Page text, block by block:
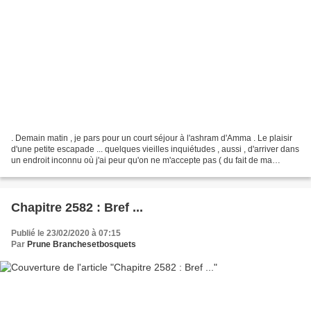
. Demain matin , je pars pour un court séjour à l'ashram d'Amma . Le plaisir
d'une petite escapade ... quelques vieilles inquiétudes , aussi , d'arriver dans
un endroit inconnu où j'ai peur qu'on ne m'accepte pas ( du fait de ma
Chapitre 2582 : Bref ...
Publié le 23/02/2020 à 07:15
Par Prune Branchesetbosquets